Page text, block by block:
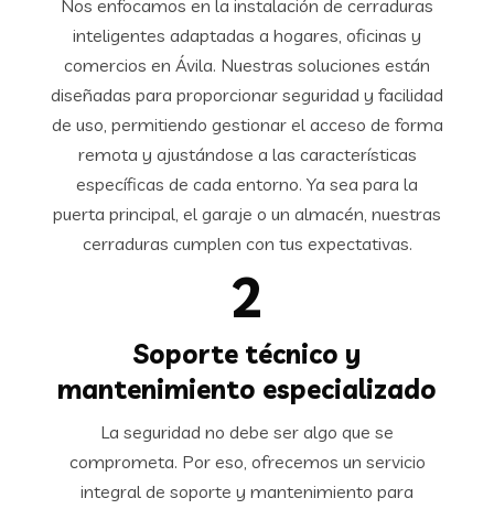
Nos enfocamos en la instalación de cerraduras
inteligentes adaptadas a hogares, oficinas y
comercios en Ávila. Nuestras soluciones están
diseñadas para proporcionar seguridad y facilidad
de uso, permitiendo gestionar el acceso de forma
remota y ajustándose a las características
específicas de cada entorno. Ya sea para la
puerta principal, el garaje o un almacén, nuestras
cerraduras cumplen con tus expectativas.
2
Soporte técnico y
mantenimiento especializado
La seguridad no debe ser algo que se
comprometa. Por eso, ofrecemos un servicio
integral de soporte y mantenimiento para